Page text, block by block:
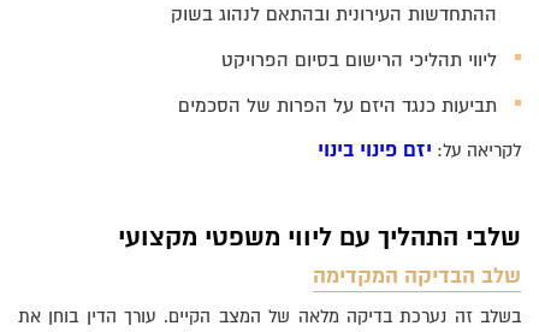
ההתחדשות העירונית ובהתאם לנהוג בשוק
ליווי תהליכי הרישום בסיום הפרויקט
תביעות כנגד היזם על הפרות של הסכמים
לקריאה על: יזם פינוי בינוי
שלבי התהליך עם ליווי משפטי מקצועי
שלב הבדיקה המקדימה
בשלב זה נערכת בדיקה מלאה של המצב הקיים. עורך הדין בוחן את